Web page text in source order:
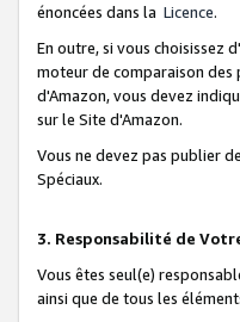
énoncées dans la Licence.
En outre, si vous choisissez
moteur de comparaison
d'Amazon, vous devez
sur le Site d'Amazon.
Vous ne devez pas publier
Spéciaux.
3. Responsabilité de
Vous êtes seul(e)
ainsi que de tous les